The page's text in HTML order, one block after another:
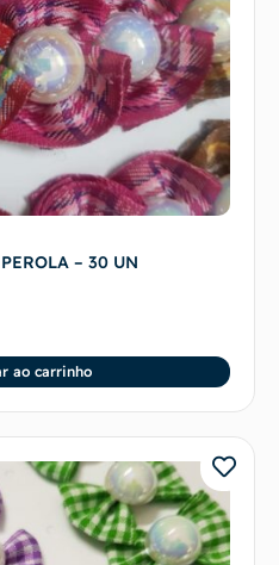
– 30 UN
ao carrinho